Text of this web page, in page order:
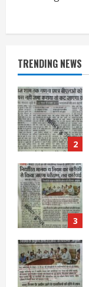
TRENDING NEWS
2
3
4